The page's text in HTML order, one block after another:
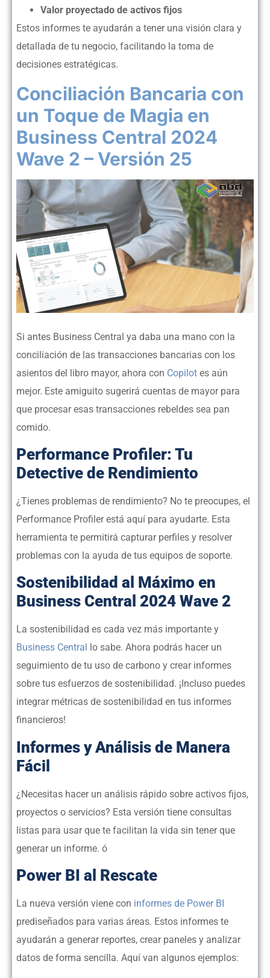
Valor proyectado de activos fijos
Estos informes te ayudarán a tener una visión clara y
detallada de tu negocio, facilitando la toma de
decisiones estratégicas.
Conciliación Bancaria con
un Toque de Magia en
Business Central 2024
Wave 2 – Versión 25
Si antes Business Central ya daba una mano con la
conciliación de las transacciones bancarias con los
asientos del libro mayor, ahora con Copilot es aún
mejor. Este amiguito sugerirá cuentas de mayor para
que procesar esas transacciones rebeldes sea pan
comido.
Performance Profiler: Tu
Detective de Rendimiento
¿Tienes problemas de rendimiento? No te preocupes, el
Performance Profiler está aquí para ayudarte. Esta
herramienta te permitirá capturar perfiles y resolver
problemas con la ayuda de tus equipos de soporte.
Sostenibilidad al Máximo en
Business Central 2024 Wave 2
La sostenibilidad es cada vez más importante y
Business Central
lo sabe. Ahora podrás hacer un
seguimiento de tu uso de carbono y crear informes
sobre tus esfuerzos de sostenibilidad. ¡Incluso puedes
integrar métricas de sostenibilidad en tus informes
financieros!
Informes y Análisis de Manera
Fácil
¿Necesitas hacer un análisis rápido sobre activos fijos,
proyectos o servicios? Esta versión tiene consultas
listas para usar que te facilitan la vida sin tener que
generar un informe. ó
Power BI al Rescate
La nueva versión viene con informes de Power BI
prediseñados para varias áreas. Estos informes te
ayudarán a generar reportes, crear paneles y analizar
datos de forma sencilla. Aquí van algunos ejemplos: